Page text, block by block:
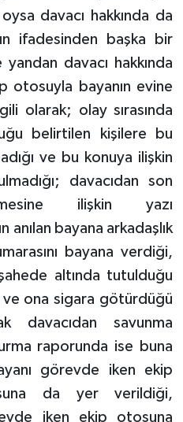
davacı hakkında da
ifadesinden başka bir
davacı hakkında
otosuyla bayanın evine
olarak; olay sırasında
belirtilen kişilere bu
ve bu konuya ilişkin
davacıdan son
ilişkin yazı
anılan bayana arkadaşlık
bayana verdiği,
altında tutulduğu
ve ona sigara götürdüğü
davacıdan savunma
raporunda ise buna
görevde iken ekip
da yer verildiği,
iken ekip otosuna